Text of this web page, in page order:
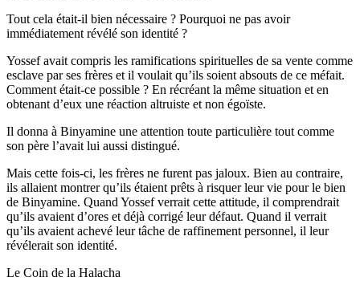
Tout cela était-il bien nécessaire ? Pourquoi ne pas avoir
immédiatement révélé son identité ?
Yossef avait compris les ramifications spirituelles de sa vente comme
esclave par ses frères et il voulait qu’ils soient absouts de ce méfait.
Comment était-ce possible ? En récréant la même situation et en
obtenant d’eux une réaction altruiste et non égoïste.
Il donna à Binyamine une attention toute particulière tout comme
son père l’avait lui aussi distingué.
Mais cette fois-ci, les frères ne furent pas jaloux. Bien au contraire,
ils allaient montrer qu’ils étaient prêts à risquer leur vie pour le bien
de Binyamine. Quand Yossef verrait cette attitude, il comprendrait
qu’ils avaient d’ores et déjà corrigé leur défaut. Quand il verrait
qu’ils avaient achevé leur tâche de raffinement personnel, il leur
révélerait son identité.
Le Coin de la Halacha